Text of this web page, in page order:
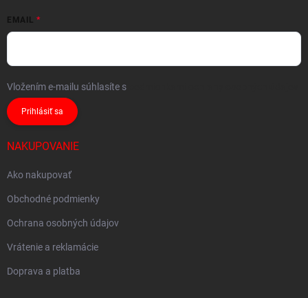
EMAIL
Vložením e-mailu súhlasíte s
Prihlásiť sa
NAKUPOVANIE
Ako nakupovať
Obchodné podmienky
Ochrana osobných údajov
Vrátenie a reklamácie
Doprava a platba